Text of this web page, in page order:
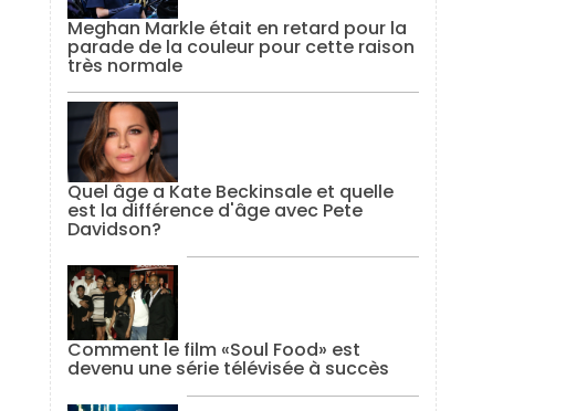
Meghan Markle était en retard pour la
parade de la couleur pour cette raison
très normale
Quel âge a Kate Beckinsale et quelle
est la différence d'âge avec Pete
Davidson?
Comment le film «Soul Food» est
devenu une série télévisée à succès